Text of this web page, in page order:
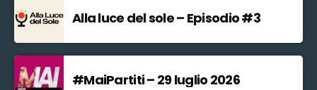
Alla luce del sole – Episodio #3
#MaiPartiti – 29 luglio 2026